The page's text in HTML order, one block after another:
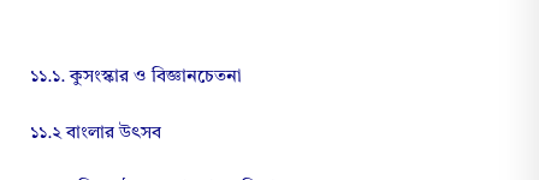
১১.১. কুসংস্কার ও বিজ্ঞানচেতনা
১১.২ বাংলার উৎসব